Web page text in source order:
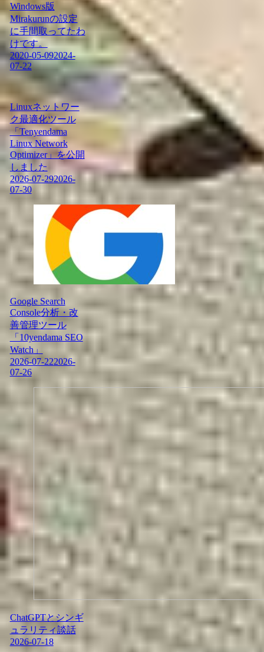
Windows版
Mirakurunの設定
に手間取ってたわ
けです。
2020-05-092024-
07-22
Linuxネットワー
ク最適化ツール
「Tenyendama
Linux Network
Optimizer」を公開
しました
2026-07-292026-
07-30
Google Search
Console分析・改
善管理ツール
「10yendama SEO
Watch」
2026-07-222026-
07-26
ChatGPTとシンギ
ュラリティ談話
2026-07-18